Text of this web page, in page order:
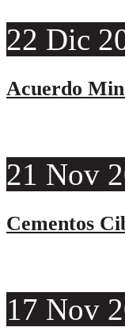
22 Dic
Acuerdo
21 Nov
Cementos
17 Nov